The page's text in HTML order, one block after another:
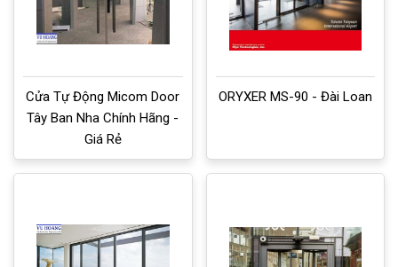
Cửa Tự Động Micom Door
Tây Ban Nha Chính Hãng -
Giá Rẻ
ORYXER MS-90 - Đài Loan